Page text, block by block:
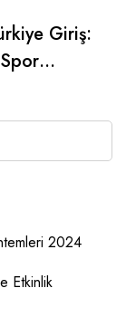
Giriş:
2024
Etkinlik